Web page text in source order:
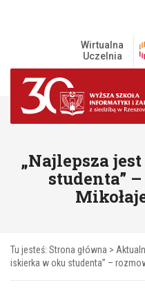
Wirtualna
Uczelnia
„Najlepsza
studenta”
Tu jesteś: Strona główna >
iskierka w oku studenta” –